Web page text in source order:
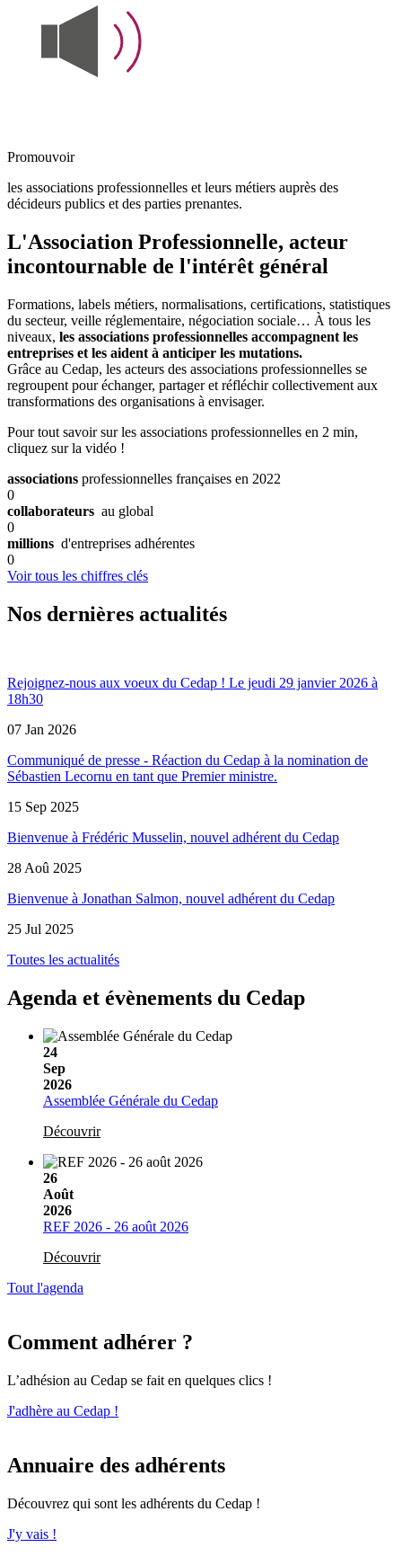
Promouvoir
les associations professionnelles et leurs métiers auprès des
décideurs publics et des parties prenantes.
L'Association Professionnelle, acteur
incontournable de l'intérêt général
Formations, labels métiers, normalisations, certifications, statistiques
du secteur, veille réglementaire, négociation sociale… À tous les
niveaux, les associations professionnelles accompagnent les
entreprises et les aident à anticiper les mutations.
Grâce au Cedap, les acteurs des associations professionnelles se
regroupent pour échanger, partager et réfléchir collectivement aux
transformations des organisations à envisager.
Pour tout savoir sur les associations professionnelles en 2 min,
cliquez sur la vidéo !
associations professionnelles françaises en 2022
0
collaborateurs au global
0
millions d'entreprises adhérentes
0
Voir tous les chiffres clés
Nos dernières actualités
Rejoignez-nous aux voeux du Cedap ! Le jeudi 29 janvier 2026 à
18h30
07 Jan 2026
Communiqué de presse - Réaction du Cedap à la nomination de
Sébastien Lecornu en tant que Premier ministre.
15 Sep 2025
Bienvenue à Frédéric Musselin, nouvel adhérent du Cedap
28 Aoû 2025
Bienvenue à Jonathan Salmon, nouvel adhérent du Cedap
25 Jul 2025
Toutes les actualités
Agenda et évènements du Cedap
24
Sep
2026
Assemblée Générale du Cedap
Découvrir
26
Août
2026
REF 2026 - 26 août 2026
Découvrir
Tout l'agenda
Comment adhérer ?
L’adhésion au Cedap se fait en quelques clics !
J'adhère au Cedap !
Annuaire des adhérents
Découvrez qui sont les adhérents du Cedap !
J'y vais !